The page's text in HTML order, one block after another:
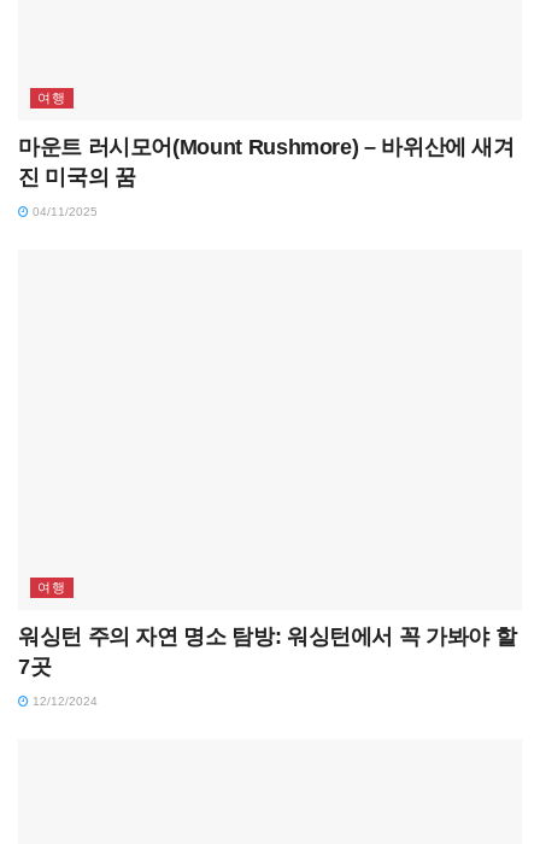
여행
마운트 러시모어(Mount Rushmore) – 바위산에 새겨
진 미국의 꿈
04/11/2025
여행
워싱턴 주의 자연 명소 탐방: 워싱턴에서 꼭 가봐야 할
7곳
12/12/2024